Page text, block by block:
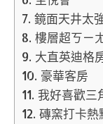
鏡面天井太
樓層超ㄎㄧ
大直英迪格
豪華客房
我好喜歡三
磚窯打卡熱